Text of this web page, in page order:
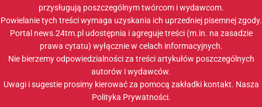
przysługują poszczególnym twórcom i wydawcom.
Powielanie tych treści wymaga uzyskania ich uprzedniej pisemnej zgody.
Portal news.24tm.pl udostępnia i agreguje treści (m.in. na zasadzie
prawa cytatu) wyłącznie w celach informacyjnych.
Nie bierzemy odpowiedzialności za treści artykułów poszczególnych
autorów i wydawców.
Uwagi i sugestie prosimy kierować za pomocą zakładki kontakt. Nasza
Polityka Prywatności.